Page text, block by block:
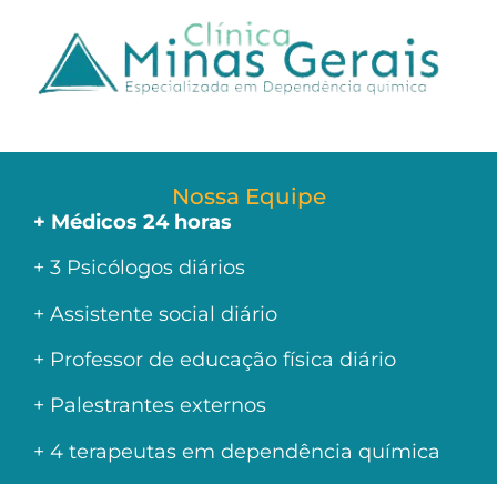
Nossa Equipe
+ Médicos 24 horas
+ 3 Psicólogos diários
+ Assistente social diário
+ Professor de educação física diário
+ Palestrantes externos
+ 4 terapeutas em dependência química